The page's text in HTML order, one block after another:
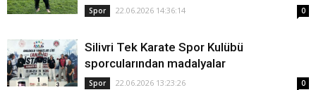
Spor 22.06.2026 14:36:14 0
Silivri Tek Karate Spor Kulübü
sporcularından madalyalar
Spor 22.06.2026 13:23:26 0